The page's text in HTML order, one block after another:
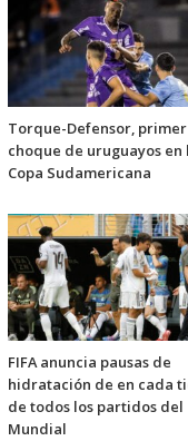
Torque-Defensor, primer
choque de uruguayos en
Copa Sudamericana
FIFA anuncia pausas de
hidratación de en cada
de todos los partidos del
Mundial